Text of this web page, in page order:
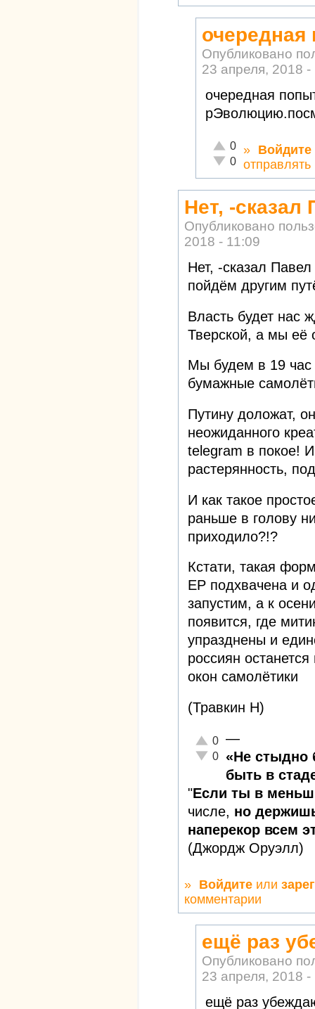
очередная
Опубликовано
23 апреля, 2018 -
очередная
Отлично!
0
Неадекватно!
0
» Войдите
Нет, -сказал
Опубликовано
2018 - 11:09
Нет, -сказал
пойдём другим
Власть будет нас
Тверской, а мы её
Мы будем в 19 час
бумажные
Путину доложат,
неожиданного
telegram в покое!
растерянность,
И как такое
раньше в голову
приходило?!?
Кстати, такая
ЕР подхвачена и
запустим, а к
появится, где
упразднены и
россиян
окон самолётики
(Травкин Н)
Отлично!
0
Неадекватно!
0
—
«Не стыдно
быть в
"Если ты в
числе, но
наперекор всем
(Джордж Оруэлл)
» Войдите или
комментарии
ещё раз
Опубликовано
23 апреля, 2018 -
ещё раз